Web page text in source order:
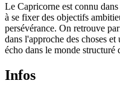
Le Capricorne est connu
à se fixer des objectifs
persévérance. On retrouve
dans l'approche des choses
écho dans le monde structuré
Infos